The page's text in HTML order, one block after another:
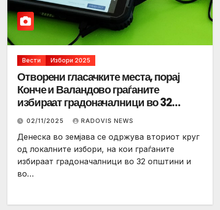
Вести Избори 2025
Отворени гласачките места, порај
Конче и Валандово граѓаните
избираат градоначалници во 32
општини и град скопје
02/11/2025 RADOVIS NEWS
Денеска во земјава се одржува вториот круг
од локалните избори, на кои граѓаните
избираат градоначалници во 32 општини и
во…